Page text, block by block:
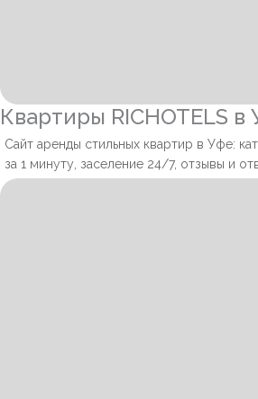
Квартиры RICHOTELS в
Сайт аренды стильных квартир в Уфе:
за 1 минуту, заселение 24/7, отзывы и